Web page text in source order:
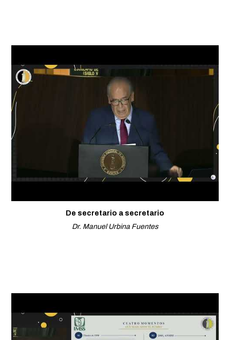
De secretario a secretario
Dr. Manuel Urbina Fuentes